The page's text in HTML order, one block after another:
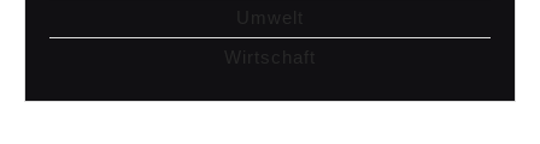
Umwelt
Wirtschaft